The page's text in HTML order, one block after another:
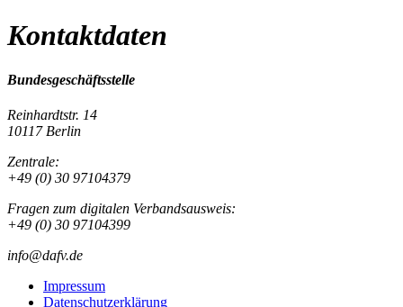
Kontaktdaten
Bundesgeschäftsstelle
Reinhardtstr. 14
10117 Berlin
Zentrale:
+49 (0) 30 97104379
Fragen zum digitalen Verbandsausweis:
+49 (0) 30 97104399
info@dafv.de
Impressum
Datenschutzerklärung